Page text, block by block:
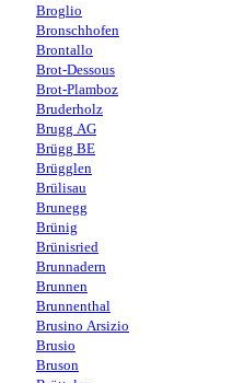
Broglio
Bronschhofen
Brontallo
Brot-Dessous
Brot-Plamboz
Bruderholz
Brugg AG
Brügg BE
Brügglen
Brülisau
Brunegg
Brünig
Brünisried
Brunnadern
Brunnen
Brunnenthal
Brusino Arsizio
Brusio
Bruson